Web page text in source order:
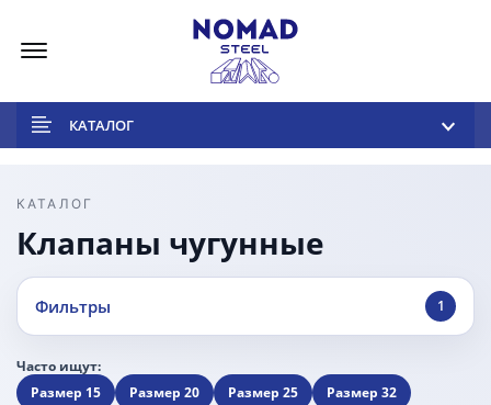
КАТАЛОГ
КАТАЛОГ
Клапаны чугунные
Фильтры 1
Часто ищут:
Размер 15
Размер 20 Размер 25
Размер 32